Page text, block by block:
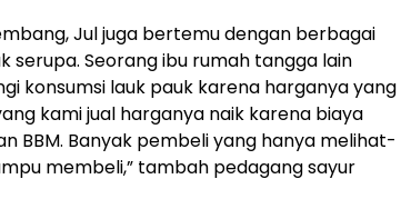
Jul juga bertemu dengan berbagai
Seorang ibu rumah tangga lain
konsumsi lauk pauk karena harganya yang
kami jual harganya naik karena biaya
BBM. Banyak pembeli yang hanya melihat-
membeli,” tambah pedagang sayur